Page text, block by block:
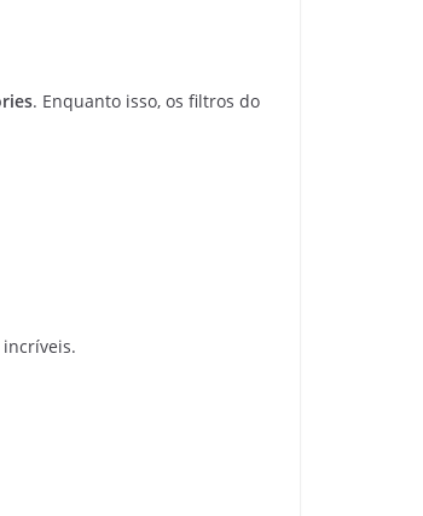
. Enquanto isso, os filtros do